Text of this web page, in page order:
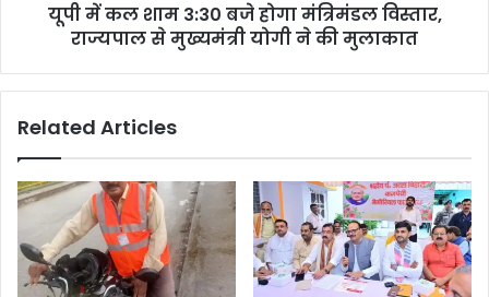
यूपी में कल शाम 3:30 बजे होगा मंत्रिमंडल विस्तार,
राज्यपाल से मुख्यमंत्री योगी ने की मुलाकात
Related Articles